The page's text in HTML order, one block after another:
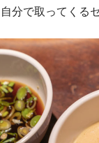
分で取ってくる